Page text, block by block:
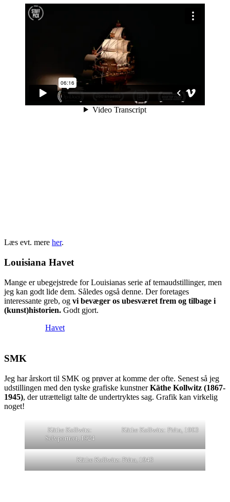
Læs evt. mere her.
Louisiana Havet
Mange er ubegejstrede for Louisianas serie af temaudstillinger, men
jeg kan godt lide dem. Således også denne. Der foretages
interessante greb, og vi bevæger os ubesværet frem og tilbage i
(kunst)historien. Godt gjort.
Havet
SMK
Jeg har årskort til SMK og prøver at komme der ofte. Senest så jeg
udstillingen med den tyske grafiske kunstnerKäthe Kollwitz (1867-
1945), der utrætteligt talte de undertryktes sag. Grafik kan virkelig
noget!
Käthe Kollwitz:
Selvportræt, 1924
Käthe Kollwitz: Piéta, 1903
Käthe Kollwitz: Pièta, 1943